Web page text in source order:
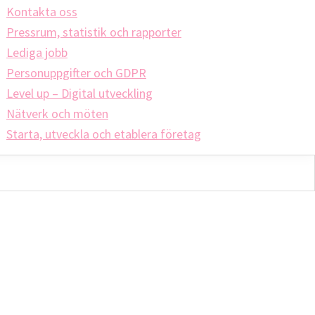
Kontakta oss
Pressrum, statistik och rapporter
Lediga jobb
Personuppgifter och GDPR
Level up – Digital utveckling
Nätverk och möten
Starta, utveckla och etablera företag